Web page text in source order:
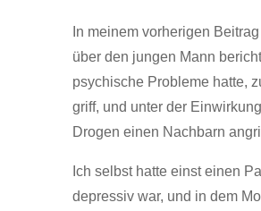
In meinem vorherigen
über den jungen Mann
psychische Probleme hatte,
griff, und unter der
Drogen einen Nachbarn
Ich selbst hatte einst einen
depressiv war, und in dem